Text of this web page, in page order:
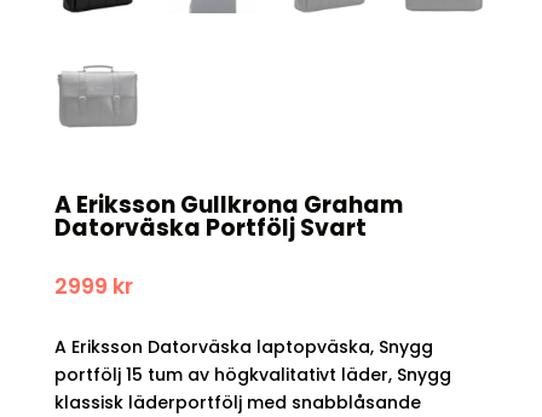
A Eriksson Gullkrona Graham
Datorväska Portfölj Svart
2999 kr
A Eriksson Datorväska laptopväska, Snygg
portfölj 15 tum av högkvalitativt läder, Snygg
klassisk läderportfölj med snabblåsande